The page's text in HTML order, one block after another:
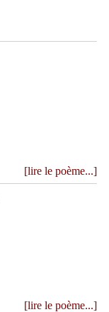
[lire le poème...]
[lire le poème...]